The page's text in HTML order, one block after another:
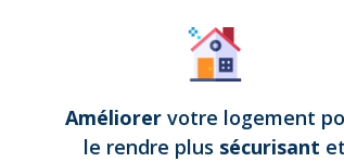
Améliorer votre logement
le rendre plus sécurisant et